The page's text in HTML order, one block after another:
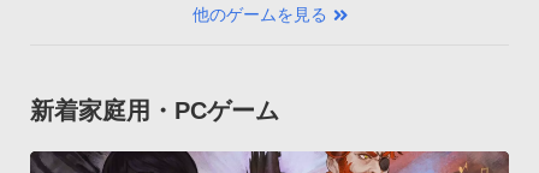
他のゲームを見る
新着家庭用・PCゲーム